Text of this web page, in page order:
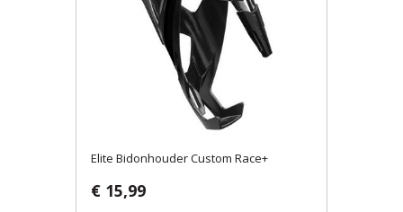
Elite Bidonhouder Custom Race+
€ 15,99